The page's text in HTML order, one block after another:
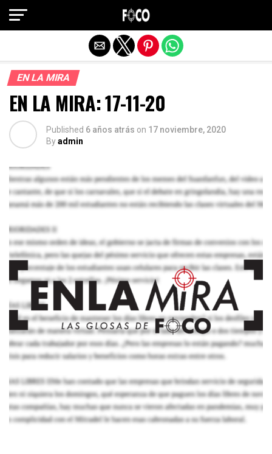
EN LA MIRA
EN LA MIRA: 17-11-20
Published 6 años atrás on 17 noviembre, 2020
Byadmin
Salir de la versión móvil